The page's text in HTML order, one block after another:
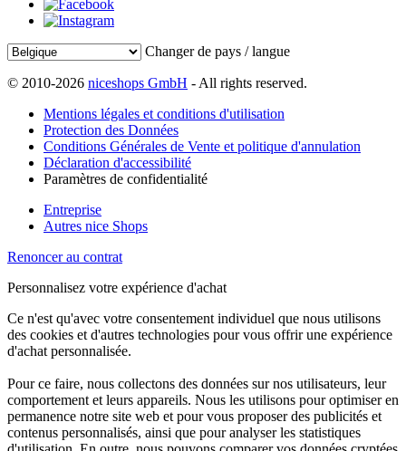
Changer de pays / langue
© 2010-2026 niceshops GmbH - All rights reserved.
Mentions légales et conditions d'utilisation
Protection des Données
Conditions Générales de Vente et politique d'annulation
Déclaration d'accessibilité
Paramètres de confidentialité
Entreprise
Autres nice Shops
Renoncer au contrat
Personnalisez votre expérience d'achat
Ce n'est qu'avec votre consentement individuel que nous utilisons
des cookies et d'autres technologies pour vous offrir une expérience
d'achat personnalisée.
Pour ce faire, nous collectons des données sur nos utilisateurs, leur
comportement et leurs appareils. Nous les utilisons pour optimiser en
permanence notre site web et pour vous proposer des publicités et
contenus personnalisés, ainsi que pour analyser les statistiques